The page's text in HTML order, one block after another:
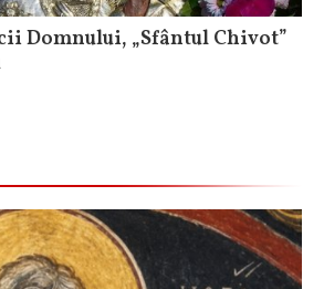
Domnului, „Sfântul Chivot”